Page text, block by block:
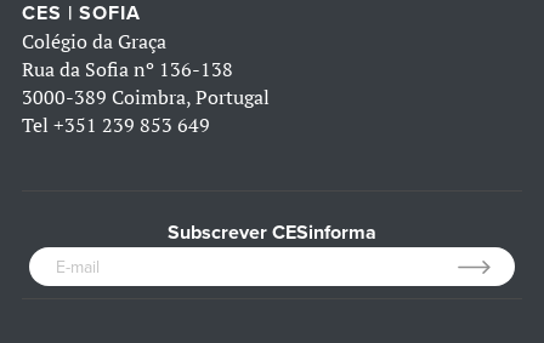
CES | SOFIA
Colégio da Graça
Rua da Sofia nº 136-138
3000-389 Coimbra, Portugal
Tel +351 239 853 649
Subscrever CESinforma